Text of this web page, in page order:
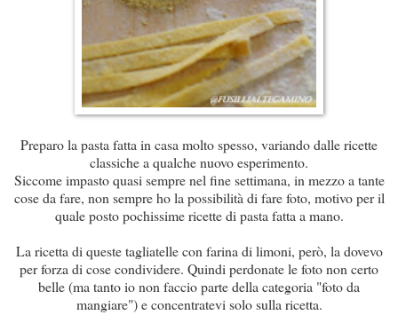
Preparo la pasta fatta in casa molto spesso, variando dalle ricette
classiche a qualche nuovo esperimento.
Siccome impasto quasi sempre nel fine settimana, in mezzo a tante
cose da fare, non sempre ho la possibilità di fare foto, motivo per il
quale posto pochissime ricette di pasta fatta a mano.
La ricetta di queste tagliatelle con farina di limoni, però, la dovevo
per forza di cose condividere. Quindi perdonate le foto non certo
belle (ma tanto io non faccio parte della categoria "foto da
mangiare") e concentratevi solo sulla ricetta.